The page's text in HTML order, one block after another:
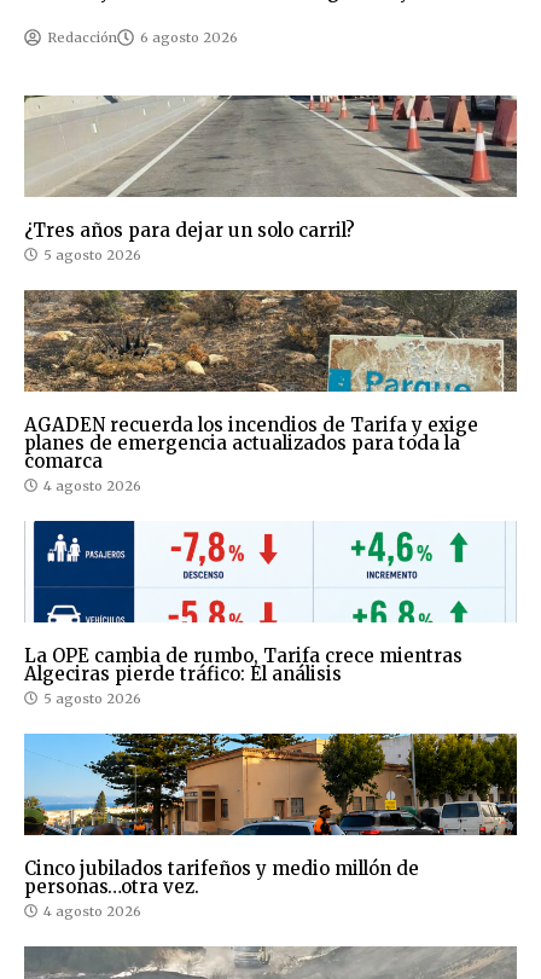
Redacción 6 agosto 2026
¿Tres años para dejar un solo carril?
5 agosto 2026
AGADEN recuerda los incendios de Tarifa y exige
planes de emergencia actualizados para toda la
comarca
4 agosto 2026
La OPE cambia de rumbo, Tarifa crece mientras
Algeciras pierde tráfico: El análisis
5 agosto 2026
Cinco jubilados tarifeños y medio millón de
personas…otra vez.
4 agosto 2026